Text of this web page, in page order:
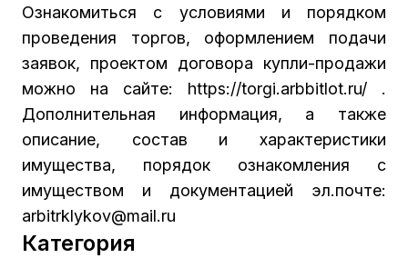
Ознакомиться с условиями и порядком
проведения торгов, оформлением подачи
заявок, проектом договора купли-продажи
можно на сайте: https://torgi.arbbitlot.ru/ .
Дополнительная информация, а также
описание, состав и характеристики
имущества, порядок ознакомления с
имуществом и документацией эл.почте:
arbitrklykov@mail.ru
Категория